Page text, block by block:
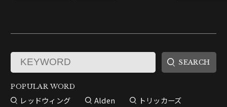
POPULAR WORD
レッドウィング Alden
トリッカーズ